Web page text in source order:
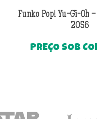
Funko Pop! Yu-Gi-Oh
2056
PREÇO SOB